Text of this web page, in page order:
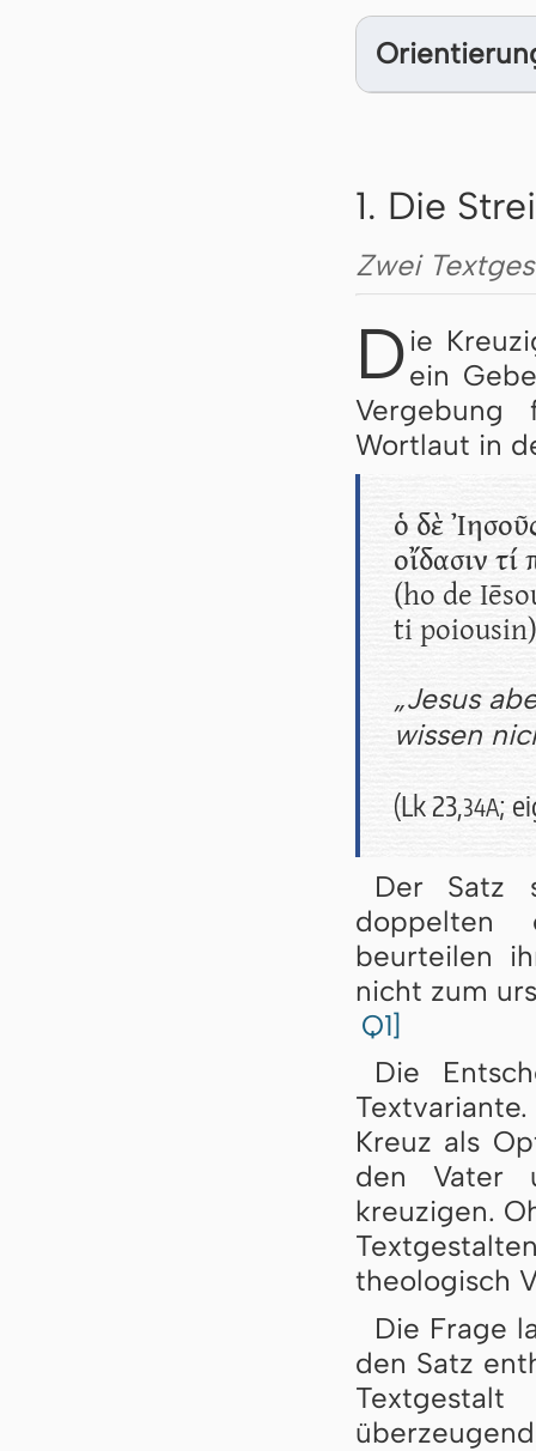
1. Die
Zwei
D ie
ein
Wortlaut in
ὁ δὲ
οἴδασιν τί
(ho de
ti poiousin)
„Jesus
wissen
(Lk 23,34A;
Der
doppelten
beurteilen
nicht zum
Q1]
Die
Kreuz als
den Vater
kreuzigen.
theologisch
Die Frage
den Satz